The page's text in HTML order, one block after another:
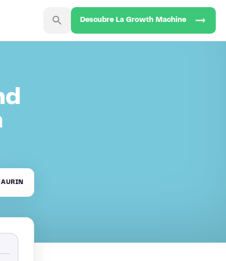
Descubre La Growth Machine